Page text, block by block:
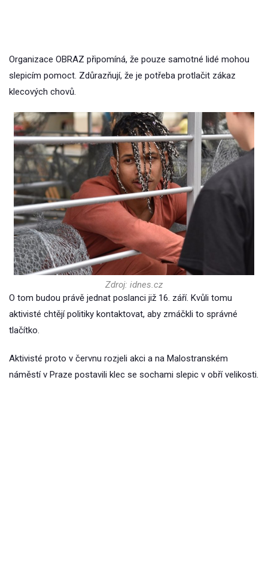
Organizace OBRAZ připomíná, že pouze samotné lidé mohou
slepicím pomoct. Zdůrazňují, že je potřeba protlačit zákaz
klecových chovů.
Zdroj: idnes.cz
O tom budou právě jednat poslanci již 16. září. Kvůli tomu
aktivisté chtějí politiky kontaktovat, aby zmáčkli to správné
tlačítko.
Aktivisté proto v červnu rozjeli akci a na Malostranském
náměstí v Praze postavili klec se sochami slepic v obří velikosti.